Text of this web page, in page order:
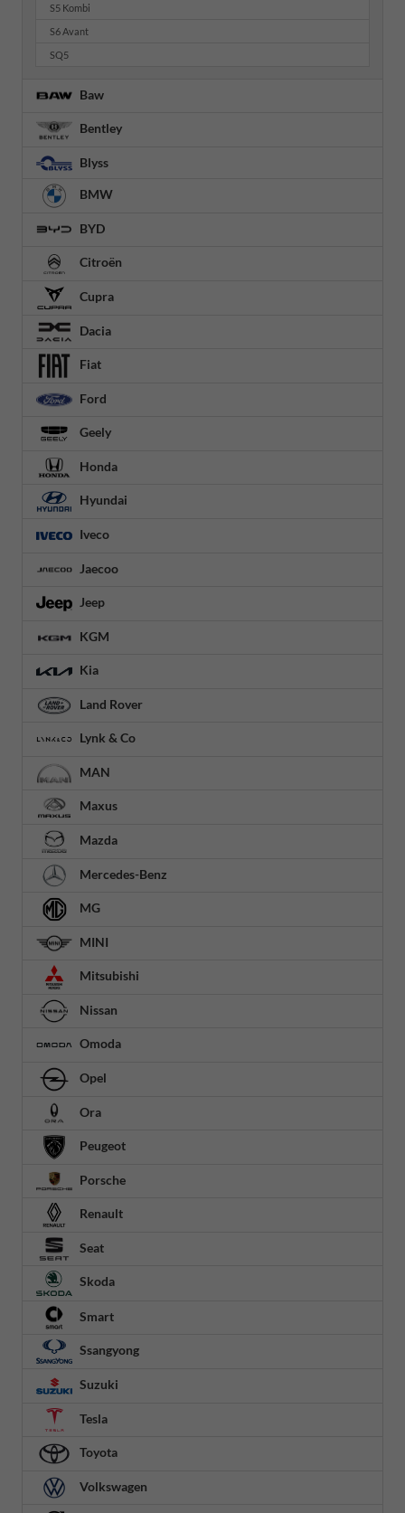
S5 Kombi
S6 Avant
SQ5
Baw
Bentley
Blyss
BMW
BYD
Citroën
Cupra
Dacia
Fiat
Ford
Geely
Honda
Hyundai
Iveco
Jaecoo
Jeep
KGM
Kia
Land Rover
Lynk & Co
MAN
Maxus
Mazda
Mercedes-Benz
MG
MINI
Mitsubishi
Nissan
Omoda
Opel
Ora
Peugeot
Porsche
Renault
Seat
Skoda
Smart
Ssangyong
Suzuki
Tesla
Toyota
Volkswagen